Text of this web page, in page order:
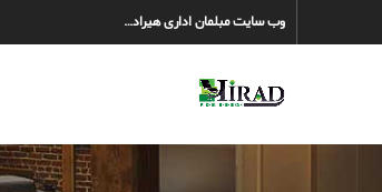
وب سایت مبلمان اداری هیراد…